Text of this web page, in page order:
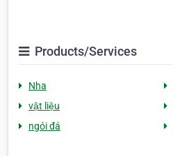
Products/Services
Nha
vật liệu
ngói đá